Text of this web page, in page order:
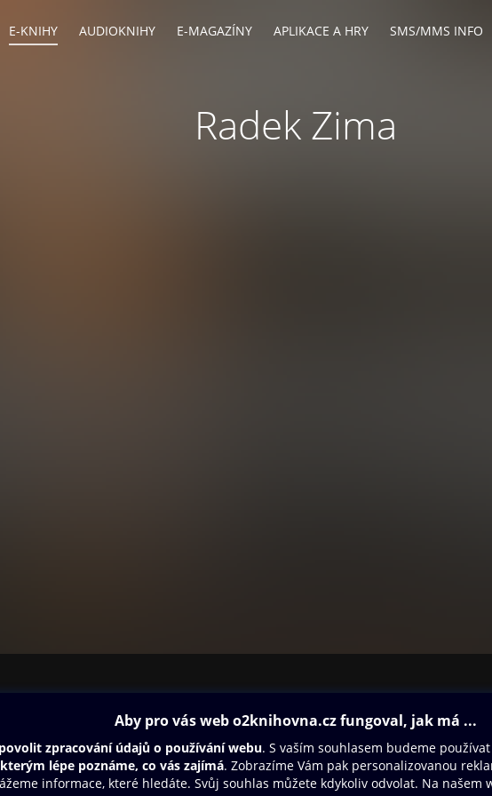
E-KNIHY AUDIOKNIHY E-MAGAZÍNY APLIKACE A HRY SMS/MMS INFO
Radek Zima
Dárkový poukaz
Nápověda
Oneplay Originály
Sport